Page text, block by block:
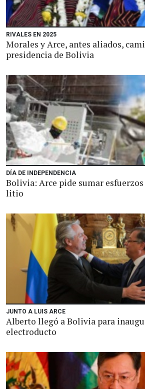
RIVALES EN 2025
Morales y Arce, antes aliados,
presidencia de Bolivia
DÍA DE INDEPENDENCIA
Bolivia: Arce pide sumar
litio
JUNTO A LUIS ARCE
Alberto llegó a Bolivia para
electroducto